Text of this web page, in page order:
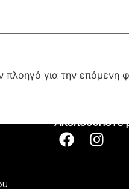
πλοηγό για την επόμενη
Ακολουθήστε